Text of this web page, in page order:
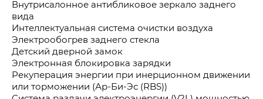
Внутрисалонное антибликовое зеркало заднего
вида
Интеллектуальная система очистки воздуха
Электрообогрев заднего стекла
Детский дверной замок
Электронная блокировка зарядки
Рекуперация энергии при инерционном движении
или торможении (Ар-Би-Эс (RBS))